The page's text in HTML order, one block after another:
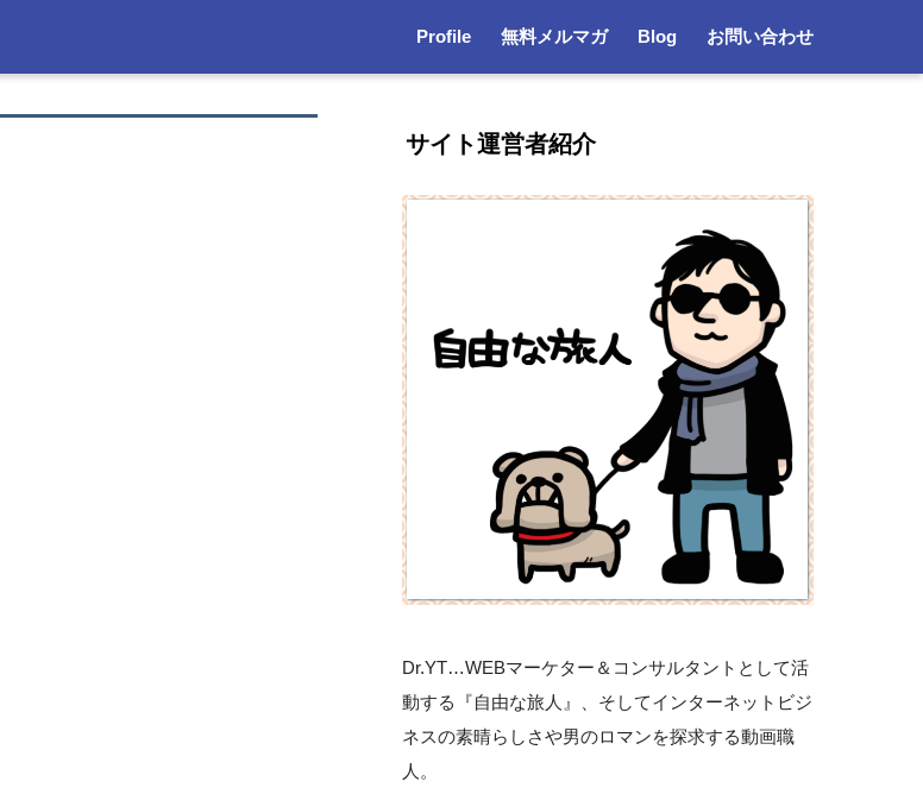
Profile 無料メルマガ Blog お問い合わせ
サイト運営者紹介
Dr.YT…WEBマーケター＆コンサルタントとして活
動する『自由な旅人』、そしてインターネットビジ
ネスの素晴らしさや男のロマンを探求する動画職
人。